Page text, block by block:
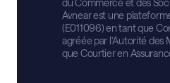
du Commerce et des
Avnear est une
(E011096) en tant que
agréée par l’Autorité des
que Courtier en